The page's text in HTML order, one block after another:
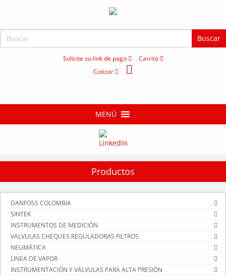
Buscar:
Solicite su link de pago
Carrito
Cotizar
MENÚ
Productos
DANFOSS COLOMBIA
SINTEK
INSTRUMENTOS DE MEDICIÓN
VALVULAS CHEQUES REGULADORAS FILTROS
NEUMÁTICA
LINEA DE VAPOR
INSTRUMENTACIÓN Y VÁLVULAS PARA ALTA PRESIÓN